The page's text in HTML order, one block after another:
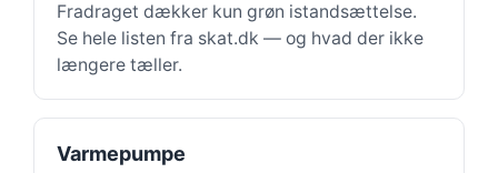
Fradraget dækker kun grøn istandsættelse.
Se hele listen fra skat.dk — og hvad der ikke
længere tæller.
Varmepumpe